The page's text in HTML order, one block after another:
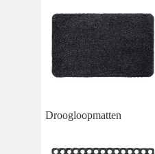
Droogloopmatten